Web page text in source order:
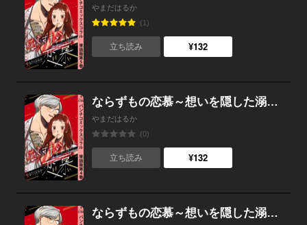
やまだはるか
(1)
立ち読み ¥132
ならずもの恋慕～想いを隠した溺愛ヤクザ～ 単話版第4巻
やまだはるか
(0)
立ち読み ¥132
ならずもの恋慕～想いを隠した溺愛ヤクザ～ 単話版第3巻